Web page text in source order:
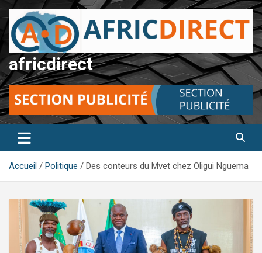
Aller
au
contenu
africdirect
Accueil Politique Des conteurs du Mvet chez Oligui Nguema